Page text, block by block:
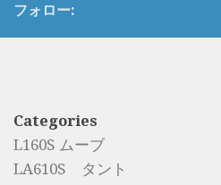
フォロー:
Categories
L160S ムーブ
LA610S タント